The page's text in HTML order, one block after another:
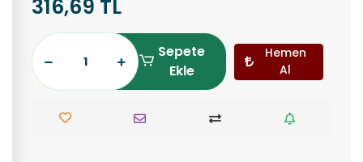
316,69 TL
Sepete
Ekle
Hemen
Al